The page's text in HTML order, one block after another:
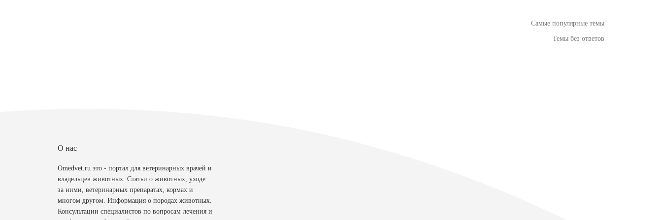
Самые популярные темы
Темы без ответов
О нас
Omedvet.ru это - портал для ветеринарных врачей и
владельцев животных. Статьи о животных, уходе
за ними, ветеринарных препаратах, кормах и
многом другом. Информация о породах животных.
Консультации специалистов по вопросам лечения и